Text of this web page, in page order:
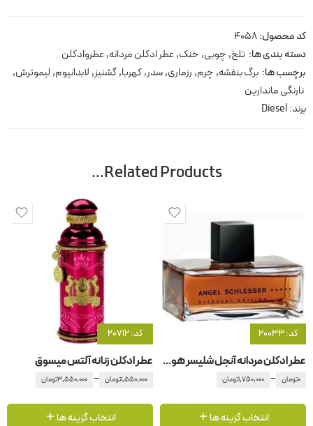
کد محصول:4058
دسته بندی ها: تلخ, چوبی, خنک, عطر ادکلن مردانه, عطروادکلن
برچسب ها: برگ بنفشه, چرم, رزماری,سدر,کهربا,گشنیز, لابدانیوم, لیموترش,
نارنگی ماندارین
برند:Diesel
Related Products…
کد: 20033
عطر ادکلن مردانه آنجل شلیسر هوم اورینتال ادیشن
0تومان –
1,750,000تومان
انتخاب گزینه ها
کد: 20712
عطر ادکلن زنانه آلتس میسوق
1,550,000تومان –
3,550,000تومان
انتخاب گزینه ها